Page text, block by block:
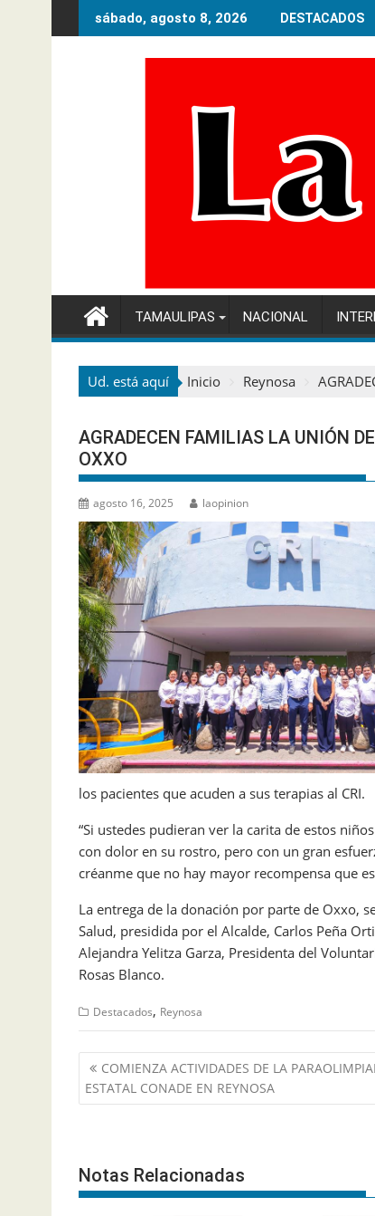
al
sábado, agosto 8, 2026 DESTACADOS
TAMAULIPAS NACIONAL
Ud. está aquí Inicio Reynosa
AGRADECEN FAMILIAS LA UNIÓN
OXXO
agosto 16, 2025 laopinion
los pacientes que acuden a sus terapias al CRI.
“Si ustedes pudieran ver la carita de estos
con dolor en su rostro, pero con un gran
créanme que no hay mayor recompensa que
La entrega de la donación por parte de Oxxo,
Salud, presidida por el Alcalde, Carlos Peña
Alejandra Yelitza Garza, Presidenta del
Rosas Blanco.
Destacados, Reynosa
Navegación
de
entradas
COMIENZA ACTIVIDADES DE LA
ESTATAL CONADE EN REYNOSA
Notas Relacionadas